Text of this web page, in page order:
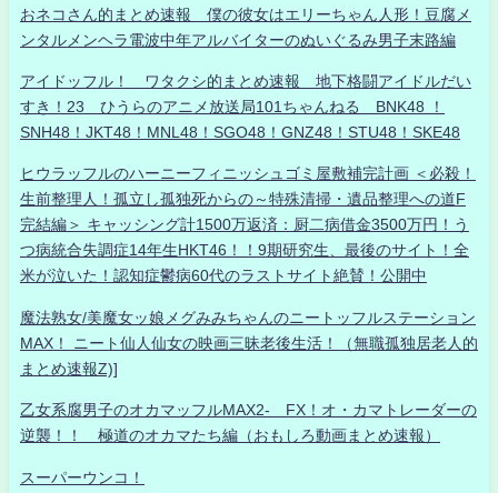
おネコさん的まとめ速報 僕の彼女はエリーちゃん人形！豆腐メ
ンタルメンヘラ電波中年アルバイターのぬいぐるみ男子末路編
アイドッフル！ ワタクシ的まとめ速報 地下格闘アイドルだい
すき！23 ひうらのアニメ放送局101ちゃんねる BNK48 ！
SNH48！JKT48！MNL48！SGO48！GNZ48！STU48！SKE48
ヒウラッフルのハーニーフィニッシュゴミ屋敷補完計画 ＜必殺！
生前整理人！孤立し孤独死からの～特殊清掃・遺品整理への道F
完結編＞ キャッシング計1500万返済：厨二病借金3500万円！う
つ病統合失調症14年生HKT46！！9期研究生、最後のサイト！全
米が泣いた！認知症鬱病60代のラストサイト絶賛！公開中
魔法熟女/美魔女ッ娘メグみみちゃんのニートッフルステーション
MAX！ ニート仙人仙女の映画三昧老後生活！（無職孤独居老人的
まとめ速報Z)]
乙女系腐男子のオカマッフルMAX2- FX！オ・カマトレーダーの
逆襲！！ 極道のオカマたち編（おもしろ動画まとめ速報）
スーパーウンコ！